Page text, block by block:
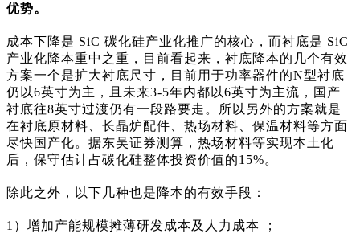
优势。
成本下降是 SiC 碳化硅产业化推广的核心，而衬底是 SiC
产业化降本重中之重，目前看起来，衬底降本的几个有效
方案一个是扩大衬底尺寸，目前用于功率器件的N型衬底
仍以6英寸为主，且未来3-5年内都以6英寸为主流，国产
衬底往8英寸过渡仍有一段路要走。所以另外的方案就是
在衬底原材料、长晶炉配件、热场材料、保温材料等方面
尽快国产化。据东吴证券测算，热场材料等实现本土化
后，保守估计占碳化硅整体投资价值的15%。
除此之外，以下几种也是降本的有效手段：
1）增加产能规模摊薄研发成本及人力成本 ；